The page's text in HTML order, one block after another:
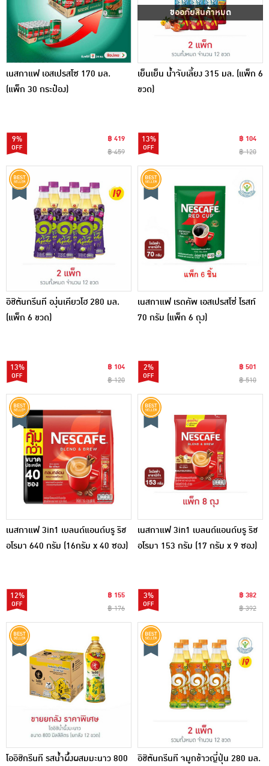
เนสกาแฟ เอสเปรสโซ 170 มล.
(แพ็ก 30 กระป๋อง)
9%
฿ 419
฿ 459
ขออภัยสินค้าหมด
เย็นเย็น น้ำจับเลี้ยง 315 มล. (แพ็ก 6
ขวด)
13%
฿ 104
฿ 120
อิชิตันกรีนที องุ่นเคียวโฮ 280 มล.
(แพ็ก 6 ขวด)
13%
฿ 104
฿ 120
เนสกาแฟ เรดคัพ เอสเปรสโซ่ โรสท์
70 กรัม (แพ็ก 6 ถุง)
2%
฿ 501
฿ 510
เนสกาแฟ 3in1 เบลนด์แอนด์บรู ริช
อโรมา 640 กรัม (16กรัม x 40 ซอง)
12%
฿ 155
฿ 176
เนสกาแฟ 3in1 เบลนด์แอนด์บรู ริช
อโรมา 153 กรัม (17 กรัม x 9 ซอง)
3%
฿ 382
฿ 392
โออิชิกรีนที รสน้ำผึ้งผสมมะนาว 800
อิชิตันกรีนที จมูกข้าวญี่ปุ่น 280 มล.